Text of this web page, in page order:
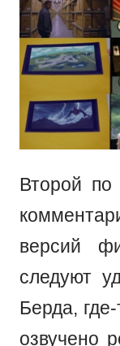
Второй по
версий
следуют
Берда,
озвучено